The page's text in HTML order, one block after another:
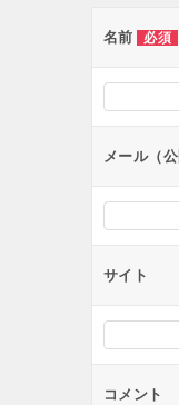
名前 必須
メール（
サイト
コメント